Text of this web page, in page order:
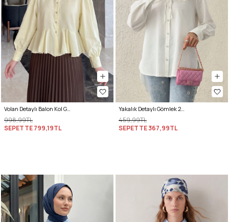
Volan Detaylı Balon Kol Gömlek Y0095 - SARI
998,99TL
SEPETTE799,19TL
Yakalık Detaylı Gömlek 2214 - BEYAZ
459,99TL
SEPETTE367,99TL